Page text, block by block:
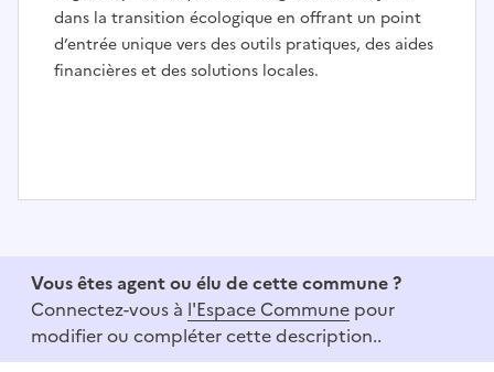
dans la transition écologique en offrant un point
d’entrée unique vers des outils pratiques, des aides
financières et des solutions locales.
Vous êtes agent ou élu de cette commune ?
Connectez-vous à l'Espace Commune pour
modifier ou compléter cette description..